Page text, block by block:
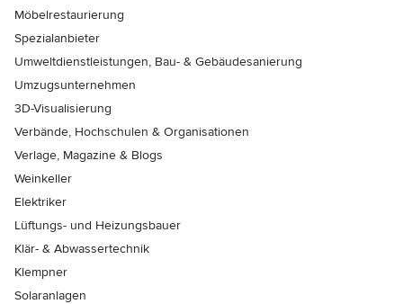
Möbelrestaurierung
Spezialanbieter
Umweltdienstleistungen, Bau- & Gebäudesanierung
Umzugsunternehmen
3D-Visualisierung
Verbände, Hochschulen & Organisationen
Verlage, Magazine & Blogs
Weinkeller
Elektriker
Lüftungs- und Heizungsbauer
Klär- & Abwassertechnik
Klempner
Solaranlagen